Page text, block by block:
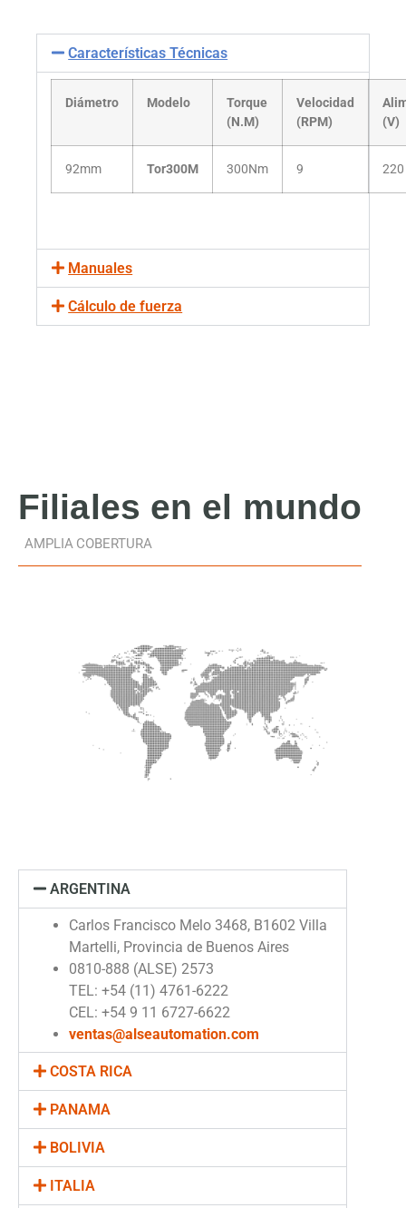
Características Técnicas
Diámetro Modelo
Torque
(N.M)
Velocidad
(RPM)
(V)
92mm Tor300M 300Nm 9 220
Manuales
Cálculo de fuerza
Filiales en el mundo
AMPLIA COBERTURA
ARGENTINA
Carlos Francisco Melo 3468, B1602 Villa
Martelli, Provincia de Buenos Aires
0810-888 (ALSE) 2573
TEL: +54 (11) 4761-6222
CEL: +54 9 11 6727-6622
ventas@alseautomation.com
COSTA RICA
PANAMA
BOLIVIA
ITALIA